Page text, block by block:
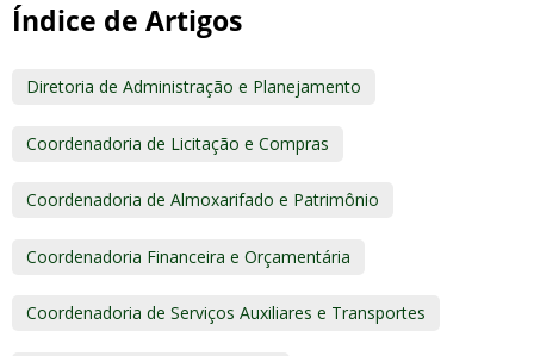
Índice de Artigos
Diretoria de Administração e Planejamento
Coordenadoria de Licitação e Compras
Coordenadoria de Almoxarifado e Patrimônio
Coordenadoria Financeira e Orçamentária
Coordenadoria de Serviços Auxiliares e Transportes